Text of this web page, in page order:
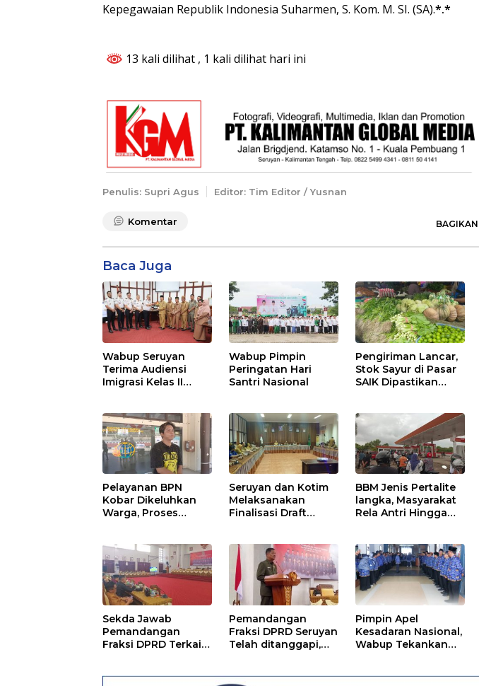
Kepegawaian Republik Indonesia Suharmen, S. Kom. M. SI. (SA).*.*
13 kali dilihat , 1 kali dilihat hari ini
Penulis: Supri Agus Editor: Tim Editor / Yusnan
Komentar BAGIKAN
Baca Juga
Wabup Seruyan
Terima Audiensi
Imigrasi Kelas II
Wabup Pimpin
Peringatan Hari
Santri Nasional
Pengiriman Lancar,
Stok Sayur di Pasar
SAIK Dipastikan
Pelayanan BPN
Kobar Dikeluhkan
Warga, Proses
Kunjung Selesai
Seruyan dan Kotim
Melaksanakan
Finalisasi Draft
BBM Jenis Pertalite
langka, Masyarakat
Rela Antri Hingga
Sekda Jawab
Pemandangan
Fraksi DPRD Terkait
Pemandangan
Fraksi DPRD Seruyan
Telah ditanggapi,
Ditindaklanjuti
Pimpin Apel
Kesadaran Nasional,
Wabup Tekankan